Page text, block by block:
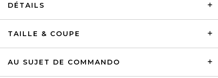
DÉTAILS
TAILLE & COUPE
AU SUJET DE COMMANDO